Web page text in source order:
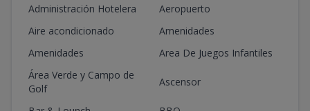
Administración Hotelera
Aeropuerto
Aire acondicionado
Amenidades
Amenidades
Area De Juegos Infantiles
Área Verde y Campo de
Golf
Ascensor